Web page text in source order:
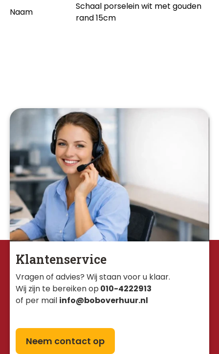
Naam
Schaal porselein wit met gouden
rand 15cm
Klantenservice
Vragen of advies? Wij staan voor u klaar.
Wij zijn te bereiken op 010-4222913
of per mail info@boboverhuur.nl
Neem contact op